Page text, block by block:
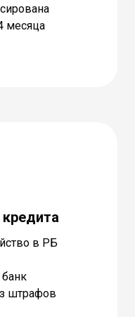
месяца
в РБ
штрафов